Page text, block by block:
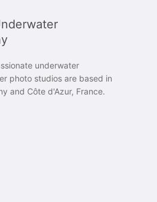
underwater
photo studios are based in
and Côte d'Azur, France.